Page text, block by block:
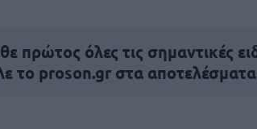
πρώτος όλες τις σημαντικές
το proson.gr στα